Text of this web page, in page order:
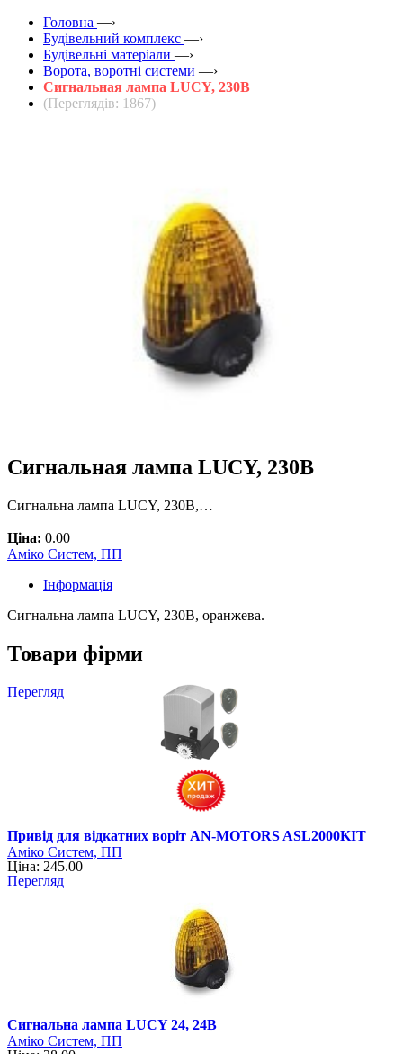
Головна —›
Будівельний комплекс —›
Будівельні матеріали —›
Ворота, воротні системи —›
Cигнальная лампа LUCY, 230В
(Переглядів: 1867)
Cигнальная лампа LUCY, 230В
Сигнальна лампа LUCY, 230В,…
Ціна: 0.00
Аміко Систем, ПП
Інформація
Сигнальна лампа LUCY, 230В, оранжева.
Товари фірми
Перегляд
Привід для відкатних воріт AN-MOTORS ASL2000KIT
Аміко Систем, ПП
Ціна: 245.00
Перегляд
Cигнальна лампа LUCY 24, 24В
Аміко Систем, ПП